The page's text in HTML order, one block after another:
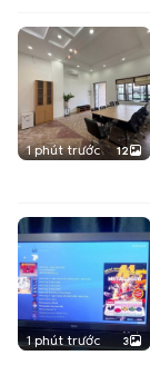
1 phút trước 12
1 phút trước 3